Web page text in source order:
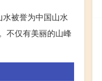
被誉为中国山水
不仅有美丽的山峰